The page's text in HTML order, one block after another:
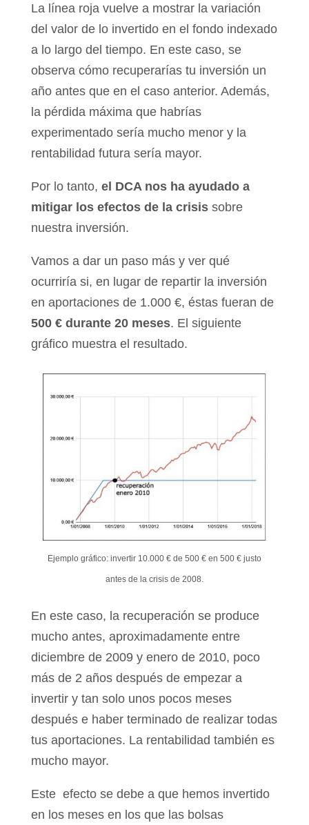
La línea roja vuelve a mostrar la variación
del valor de lo invertido en el fondo indexado
a lo largo del tiempo. En este caso, se
observa cómo recuperarías tu inversión un
año antes que en el caso anterior. Además,
la pérdida máxima que habrías
experimentado sería mucho menor y la
rentabilidad futura sería mayor.
Por lo tanto, el DCA nos ha ayudado a
mitigar los efectos de la crisissobre
nuestra inversión.
Vamos a dar un paso más y ver qué
ocurriría si, en lugar de repartir la inversión
en aportaciones de 1.000 €, éstas fueran de
500 € durante 20 meses. El siguiente
gráfico muestra el resultado.
Ejemplo gráfico: invertir 10.000 € de 500 € en 500 € justo
antes de la crisis de 2008.
En este caso, la recuperación se produce
mucho antes, aproximadamente entre
diciembre de 2009 y enero de 2010, poco
más de 2 años después de empezar a
invertir y tan solo unos pocos meses
después e haber terminado de realizar todas
tus aportaciones. La rentabilidad también es
mucho mayor.
Este efecto se debe a que hemos invertido
en los meses en los que las bolsas